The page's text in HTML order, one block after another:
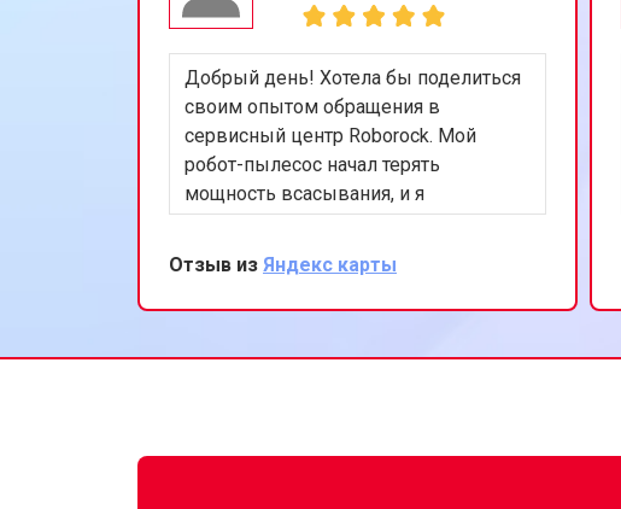
Добрый день! Хотела бы поделиться
своим опытом обращения в
сервисный центр Roborock. Мой
робот-пылесос начал терять
мощность всасывания, и я
обратилась за помощью.
Специалисты быстро выявили
проблему - износ щеток. После их
замены устройство вновь
профессионализм и оперативность.
Отзыв из Яндекс карты